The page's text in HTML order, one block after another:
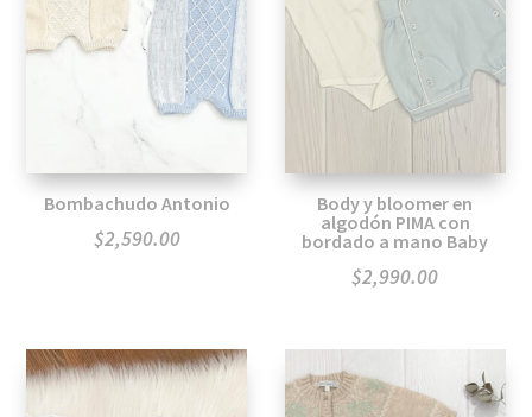
Bombachudo Antonio
$2,590.00
Body y bloomer en
algodón PIMA con
bordado a mano Baby
$2,990.00